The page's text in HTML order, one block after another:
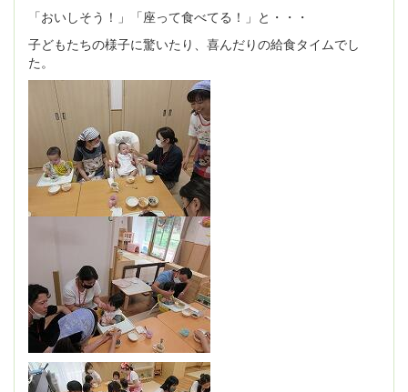
「おいしそう！」「座って食べてる！」と・・・
子どもたちの様子に驚いたり、喜んだりの給食タイムでし
た。